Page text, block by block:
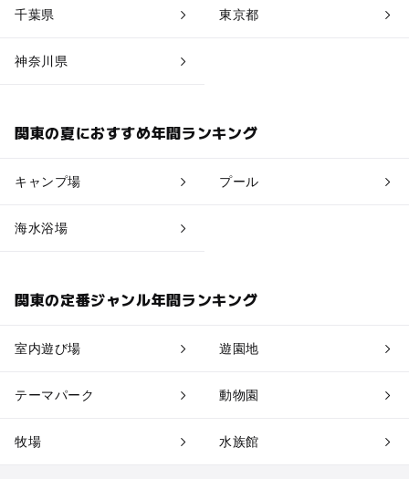
千葉県 東京都
神奈川県
関東の夏におすすめ年間ランキング
キャンプ場 プール
海水浴場
関東の定番ジャンル年間ランキング
室内遊び場 遊園地
テーマパーク 動物園
牧場 水族館